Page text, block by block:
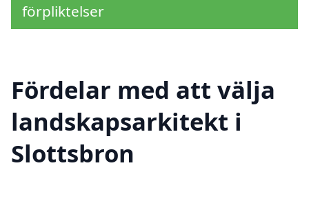
förpliktelser
Fördelar med att välja
landskapsarkitekt i
Slottsbron